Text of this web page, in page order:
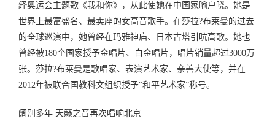
绎奥运会主题歌《我和你》，从此使她在中国家喻户晓。她是
世界上最富盛名、最卖座的女高音歌手。在莎拉?布莱曼的过去
的全球巡演中，她曾经在玛雅神庙、日本古塔引吭高歌。她也
曾经被180个国家授予金唱片、白金唱片，唱片销量超过3000万
张。莎拉?布莱曼是歌唱家、表演艺术家、亲善大使等，并在
2012年被联合国教科文组织授予“和平艺术家”称号。
阔别多年 天籁之音再次唱响北京